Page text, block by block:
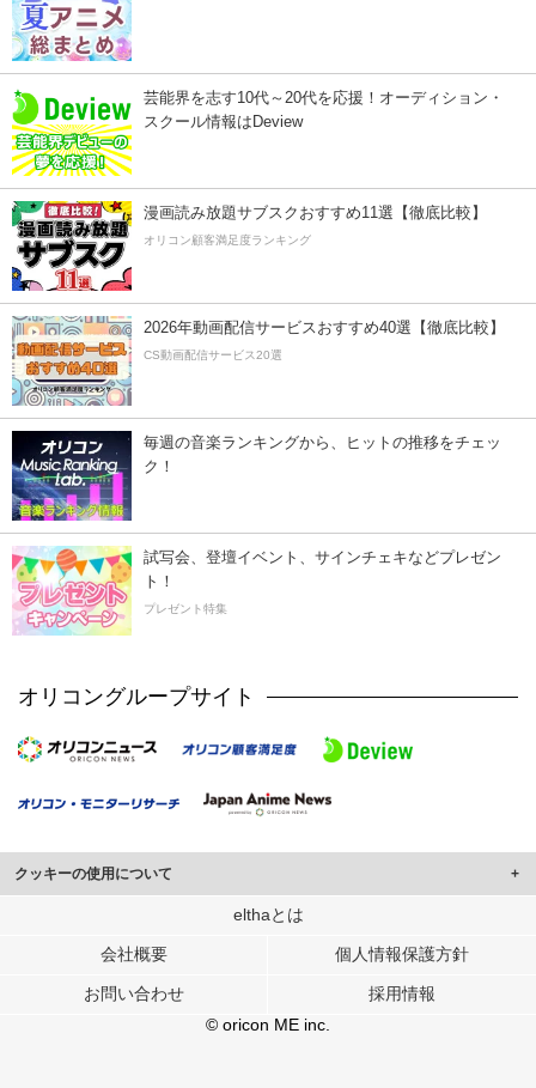
芸能界を志す10代～20代を応援！オーディション・
スクール情報はDeview
漫画読み放題サブスクおすすめ11選【徹底比較】
オリコン顧客満足度ランキング
2026年動画配信サービスおすすめ40選【徹底比較】
CS動画配信サービス20選
毎週の音楽ランキングから、ヒットの推移をチェッ
ク！
試写会、登壇イベント、サインチェキなどプレゼン
ト！
プレゼント特集
オリコングループサイト
クッキーの使用について
このサイトでは Cookie を使用して、ユーザーに合わせたコンテンツや広告の
行っています。
メディアや広告配信、データ解析の各パートナーに提供しています。
各パートナーは、この情報とユーザーが各パートナーに提供した他の情報や、
ユーザーが各パートナーのサービスを使用したときに収集した他の情報を組み
elthaとは
会社概要 個人情報保護方針
お問い合わせ
採用情報
© oricon ME inc.